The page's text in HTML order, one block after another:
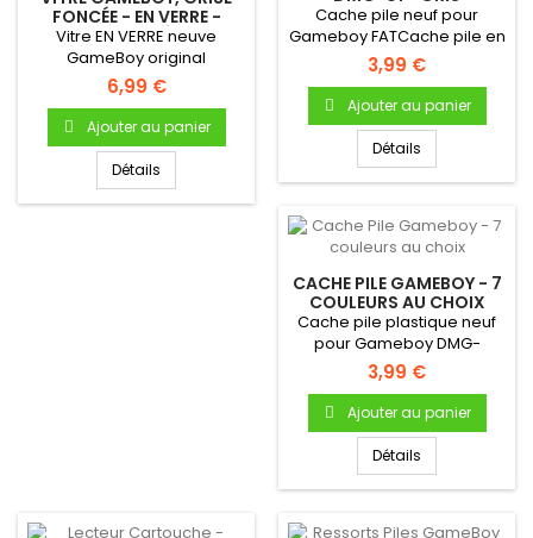
FONCÉE - EN VERRE -
AUTO-ADHÉSIVE
Vitre EN VERRE neuve
GameBoy original
(Gameboy Fat) -
Autocollante -...
6,99 €
Ajouter au panier
Détails
Cache pile neuf pour
Gameboy FATCache pile en
plastique Pour Gameboy...
3,99 €
Ajouter au panier
Détails
CACHE PILE GAMEBOY - 7
COULEURS AU CHOIX
Cache pile plastique neuf
pour Gameboy DMG-
01Cache pile en plastique
Pour...
3,99 €
Ajouter au panier
Détails